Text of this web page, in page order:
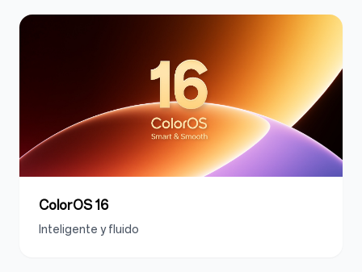
ColorOS 16
Inteligente y fluido